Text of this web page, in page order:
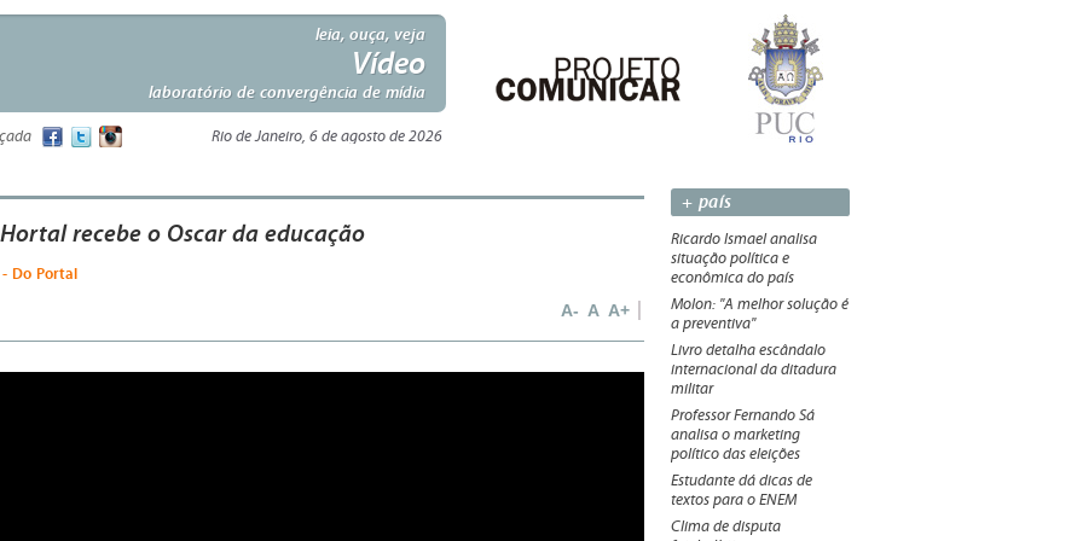
leia, ouça, veja
Vídeo
laboratório de convergência de mídia
Rio de Janeiro, 6 de agosto de 2026
recebe o Oscar da educação
- Do Portal
A- A A+
+ país
Ricardo Ismael analisa
situação política e
econômica do país
Molon: "A melhor solução é
a preventiva"
Livro detalha escândalo
internacional da ditadura
militar
Professor Fernando Sá
analisa o marketing
político das eleições
Estudante dá dicas de
textos para o ENEM
Clima de disputa